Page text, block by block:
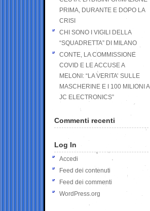
PRIMA, DURANTE E DOPO LA
CRISI
CHI SONO I VIGILI DELLA
“SQUADRETTA” DI MILANO
CONTE, LA COMMISSIONE
COVID E LE ACCUSE A
MELONI: “LA VERITA’ SULLE
MASCHERINE E I 100 MILIONI A
JC ELECTRONICS”
Commenti recenti
Log In
Accedi
Feed dei contenuti
Feed dei commenti
WordPress.org